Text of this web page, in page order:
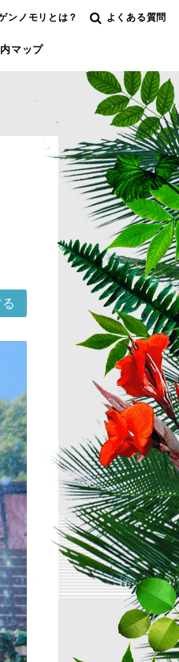
ンノモリとは？ よくある質問
マップ